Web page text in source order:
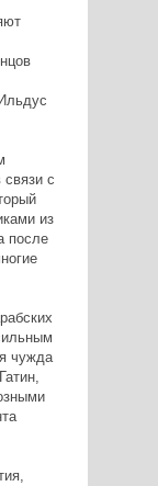
связи с
из
после
чужда